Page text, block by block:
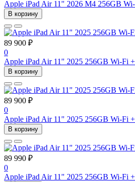
Apple iPad Air 11" 2026 M4 256GB
В корзину
89 900 ₽
0
Apple iPad Air 11" 2025 256GB Wi-Fi
В корзину
89 900 ₽
0
Apple iPad Air 11" 2025 256GB Wi-Fi
В корзину
89 990 ₽
0
Apple iPad Air 11" 2025 256GB Wi-Fi